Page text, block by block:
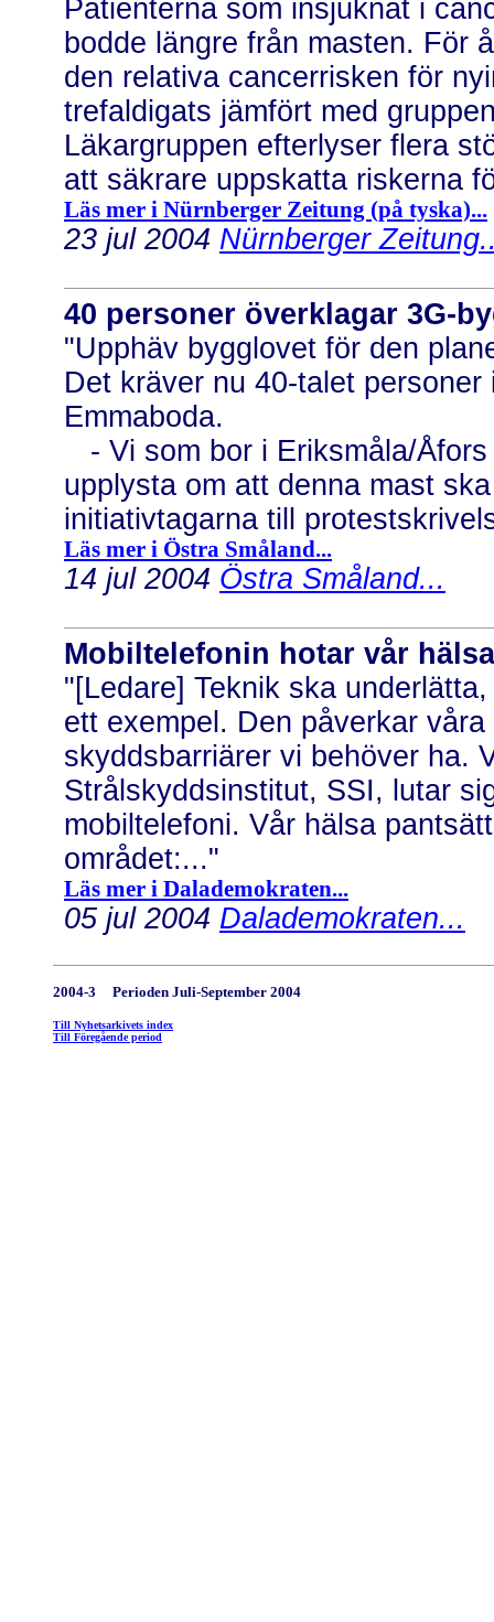
Patienterna som insjuknat i
bodde längre från masten. För
den relativa cancerrisken för
trefaldigats jämfört med
Läkargruppen efterlyser flera
att säkrare uppskatta riskerna
Läs mer i Nürnberger Zeitung (på tyska)...
23 jul 2004 Nürnberger
40 personer överklagar 3G-
"Upphäv bygglovet för den
Det kräver nu 40-talet
Emmaboda.
- Vi som bor i Eriksmåla/
upplysta om att denna mast
initiativtagarna till
Läs mer i Östra Småland...
14 jul 2004 Östra Småland...
Mobiltelefonin hotar vår hälsa
"[Ledare] Teknik ska
ett exempel. Den påverkar
skyddsbarriärer vi behöver ha.
Strålskyddsinstitut, SSI, lutar
mobiltelefoni. Vår hälsa
området:..."
Läs mer i Dalademokraten...
05 jul 2004 Dalademokraten...
2004-3 Perioden Juli-September 2004
Till Nyhetsarkivets index
Till Föregående period